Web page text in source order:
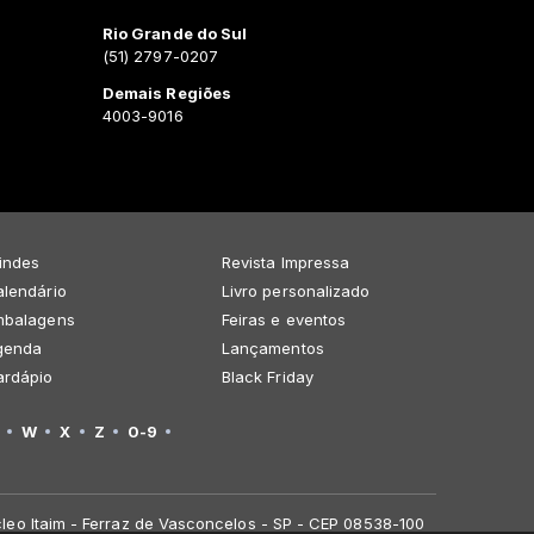
Rio Grande do Sul
(51) 2797-0207
Demais Regiões
4003-9016
Revista Impressa
Livro personalizado
Feiras e eventos
Lançamentos
Black Friday
W X Z 0-9
Itaim - Ferraz de Vasconcelos - SP - CEP 08538-100